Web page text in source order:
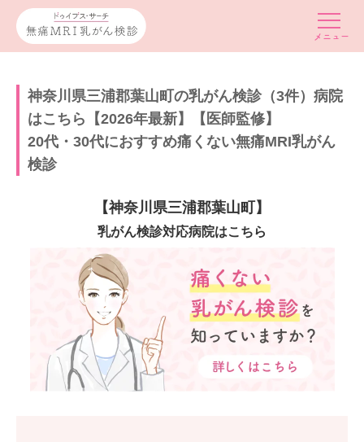
神奈川県三浦郡葉山町の乳がん検診（3件）病院
はこちら【2026年最新】【医師監修】
20代・30代におすすめ痛くない無痛MRI乳がん
検診
【神奈川県三浦郡葉山町】
乳がん検診対応病院はこちら